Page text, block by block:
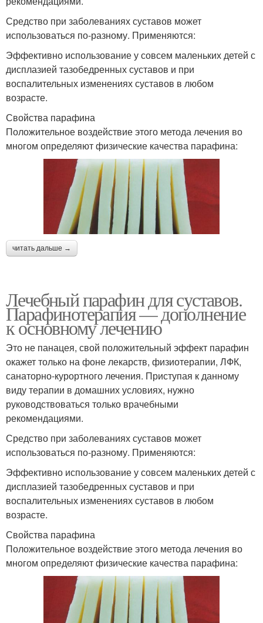
Средство при заболеваниях суставов может
использоваться по-разному. Применяются:
Эффективно использование у совсем маленьких детей с
дисплазией тазобедренных суставов и при
воспалительных изменениях суставов в любом
возрасте.
Свойства парафина
Положительное воздействие этого метода лечения во
многом определяют физические качества парафина:
читать дальше →
Лечебный парафин для суставов.
Парафинотерапия — дополнение
к основному лечению
Это не панацея, свой положительный эффект парафин
окажет только на фоне лекарств, физиотерапии, ЛФК,
санаторно-курортного лечения. Приступая к данному
виду терапии в домашних условиях, нужно
руководствоваться только врачебными
рекомендациями.
Средство при заболеваниях суставов может
использоваться по-разному. Применяются:
Эффективно использование у совсем маленьких детей с
дисплазией тазобедренных суставов и при
воспалительных изменениях суставов в любом
возрасте.
Свойства парафина
Положительное воздействие этого метода лечения во
многом определяют физические качества парафина: